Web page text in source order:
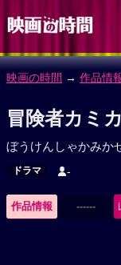
映画の時間 → 作品情
冒険者カミ
ぼうけんしゃかみか
ドラマ -
作品情報 ------